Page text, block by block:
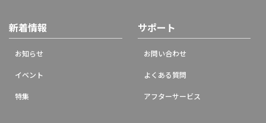
新着情報
お知らせ
イベント
特集
サポート
お問い合わせ
よくある質問
アフターサービス